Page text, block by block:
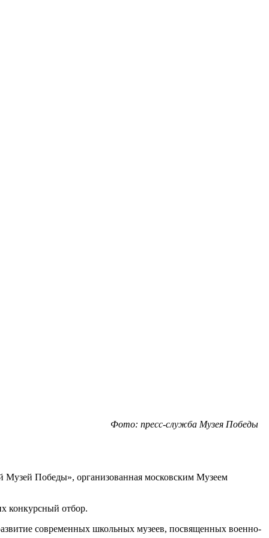
Фото: пресс-служба Музея Победы
Музей Победы», организованная московским Музеем
конкурсный отбор.
современных школьных музеев, посвященных военно-